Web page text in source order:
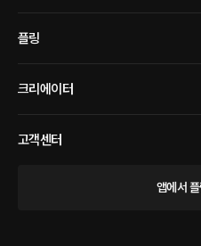
플링
크리에이터
고객센터
앱에서 플